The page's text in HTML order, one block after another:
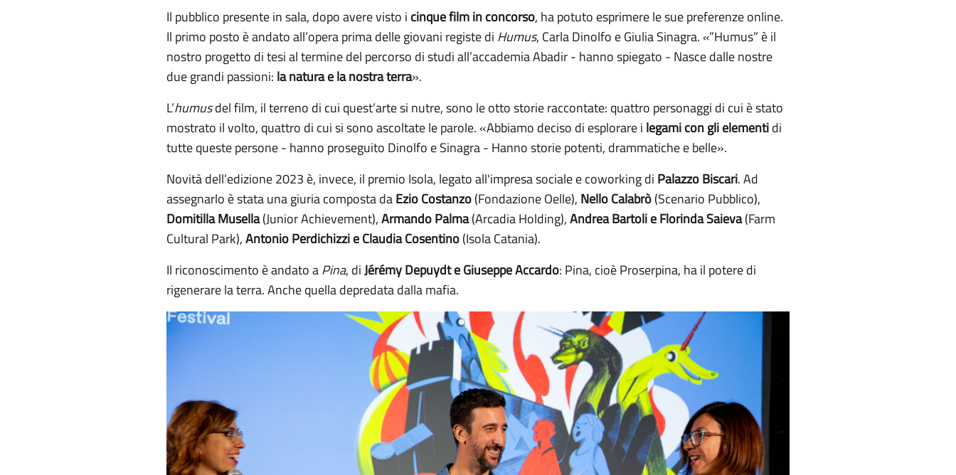
Il pubblico presente in sala, dopo avere visto i cinque film in concorso, ha potuto esprimere le sue preferenze online.
Il primo posto è andato all’opera prima delle giovani registe di Humus, Carla Dinolfo e Giulia Sinagra. «”Humus” è il
nostro progetto di tesi al termine del percorso di studi all’accademia Abadir - hanno spiegato - Nasce dalle nostre
due grandi passioni: la natura e la nostra terra».
L’humusdel film, il terreno di cui quest’arte si nutre, sono le otto storie raccontate: quattro personaggi di cui è stato
mostrato il volto, quattro di cui si sono ascoltate le parole. «Abbiamo deciso di esplorare i legami con gli elementidi
tutte queste persone - hanno proseguito Dinolfo e Sinagra - Hanno storie potenti, drammatiche e belle».
Novità dell’edizione 2023 è, invece, il premio Isola, legato all'impresa sociale e coworking di Palazzo Biscari. Ad
assegnarlo è stata una giuria composta daEzio Costanzo(Fondazione Oelle), Nello Calabrò(Scenario Pubblico),
Domitilla Musella(Junior Achievement),Armando Palma(Arcadia Holding),Andrea Bartoli e Florinda Saieva(Farm
Cultural Park),Antonio Perdichizzi e Claudia Cosentino(Isola Catania).
Il riconoscimento è andato aPina, diJérémy Depuydt e Giuseppe Accardo: Pina, cioè Proserpina, ha il potere di
rigenerare la terra. Anche quella depredata dalla mafia.